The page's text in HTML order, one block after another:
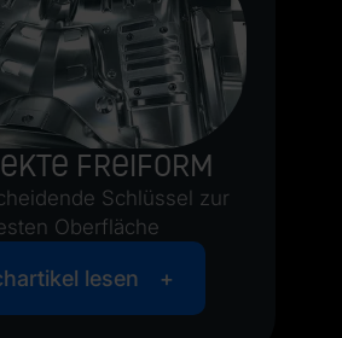
Freiform
Schlüssel zur
Oberfläche
lesen